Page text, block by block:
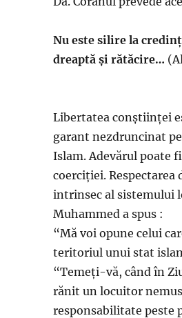
Nu este silire la
dreaptă și rătăcire…
Libertatea conștiinței
garant nezdruncinat
Islam. Adevărul poate
coerciției.
intrinsec al sistemului
Muhammed a spus :
“Mă voi opune celui
teritoriul unui stat
“Temeți-vă, când în
rănit un locuitor
responsabilitate peste